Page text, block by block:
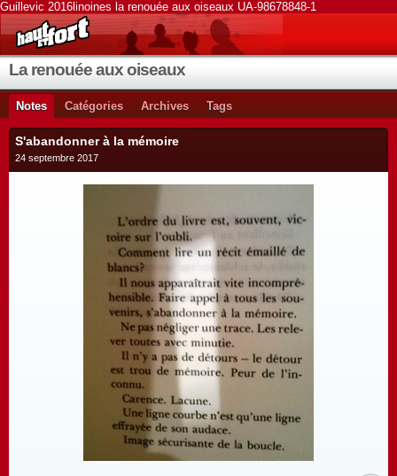
Guillevic 2016linoines la renouée aux oiseaux UA-98678848-1
La renouée aux oiseaux
Notes Catégories Archives Tags
S'abandonner à la mémoire
24 septembre 2017